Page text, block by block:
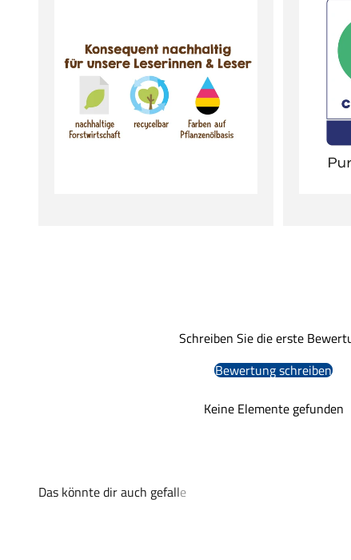
Schreiben Sie die erste
Bewertung schreiben
Keine Elemente gefunden